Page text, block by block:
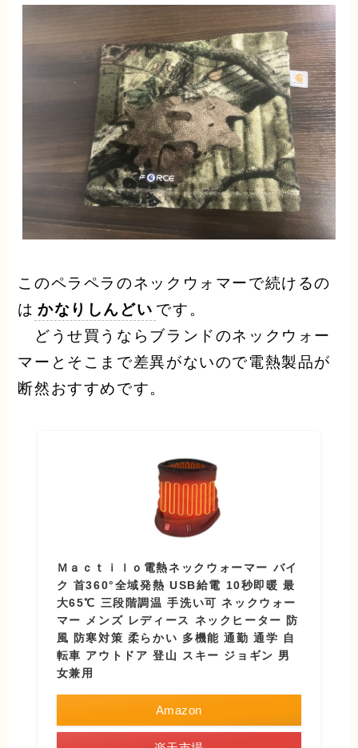
このペラペラのネックウォマーで続けるの
は かなりしんどい です。
どうせ買うならブランドのネックウォー
マーとそこまで差異がないので電熱製品が
断然おすすめです。
Ｍａｃｔｉｌｏ電熱ネックウォーマー バイ
ク 首360°全域発熱 USB給電 10秒即暖 最
大65℃ 三段階調温 手洗い可 ネックウォー
マー メンズ レディース ネックヒーター 防
風 防寒対策 柔らかい 多機能 通勤 通学 自
転車 アウトドア 登山 スキー ジョギン 男
女兼用
Amazon